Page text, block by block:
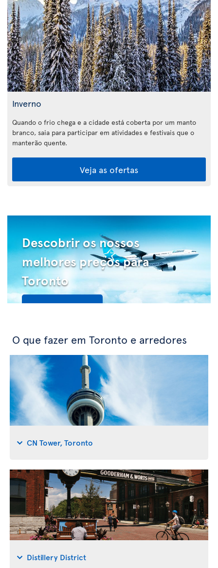
Inverno
Quando o frio chega e a cidade está coberta por um manto
branco, saia para participar em atividades e festivais que o
manterão quente.
Veja as ofertas
Descobrir os nossos
melhores preços para
Toronto
Veja as ofertas
O que fazer em Toronto e arredores
CN Tower, Toronto
Distillery District